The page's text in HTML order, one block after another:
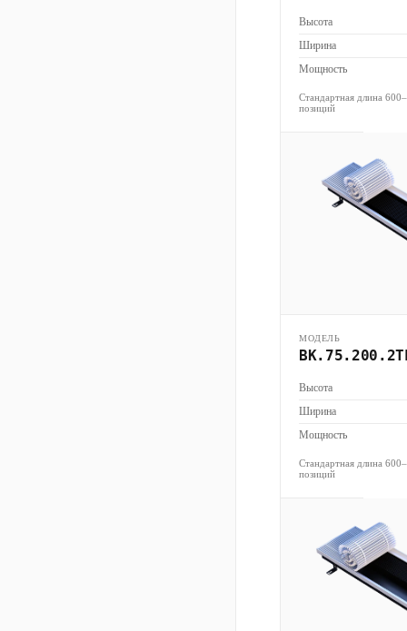
Высота
Ширина
Мощность
Стандартная длина
позиций
МОДЕЛЬ
Высота
Ширина
Мощность
Стандартная длина
позиций